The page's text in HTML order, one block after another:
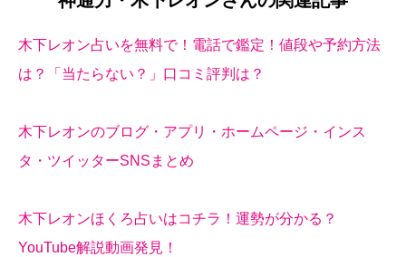
木下レオン占いを無料で！電話で鑑定！値段や予約方法
は？「当たらない？」口コミ評判は？
木下レオンのブログ・アプリ・ホームページ・インス
タ・ツイッターSNSまとめ
木下レオンほくろ占いはコチラ！運勢が分かる？
YouTube解説動画発見！